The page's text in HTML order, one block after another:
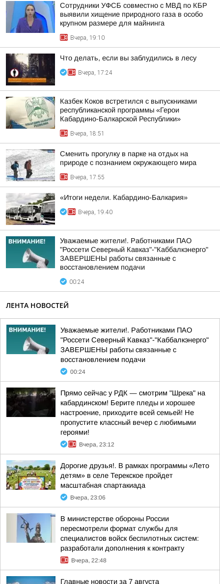
Сотрудники УФСБ совместно с МВД по КБР
выявили хищение природного газа в особо
крупном размере для майнинга
Вчера, 19:10
Что делать, если вы заблудились в лесу
Вчера, 17:24
Казбек Коков встретился с выпускниками
республиканской программы «Герои
Кабардино-Балкарской Республики»
Вчера, 18:51
Сменить прогулку в парке на отдых на
природе с познанием окружающего мира
Вчера, 17:55
«Итоги недели. Кабардино-Балкария»
Вчера, 19:40
Уважаемые жители!. Работниками ПАО
"Россети Северный Кавказ"-"Каббалкэнерго"
ЗАВЕРШЕНЫ работы связанные с
восстановлением подачи
00:24
ЛЕНТА НОВОСТЕЙ
Уважаемые жители!. Работниками ПАО
"Россети Северный Кавказ"-"Каббалкэнерго"
ЗАВЕРШЕНЫ работы связанные с
восстановлением подачи
00:24
Прямо сейчас у РДК — смотрим "Шрека" на
кабардинском! Берите пледы и хорошее
настроение, приходите всей семьей! Не
пропустите классный вечер с любимыми
героями!
Вчера, 23:12
Дорогие друзья!. В рамках программы «Лето
детям» в селе Терекское пройдет
масштабная спартакиада
Вчера, 23:06
В министерстве обороны России
пересмотрели формат службы для
специалистов войск беспилотных систем:
разработали дополнения к контракту
Вчера, 22:48
Главные новости за 7 августа